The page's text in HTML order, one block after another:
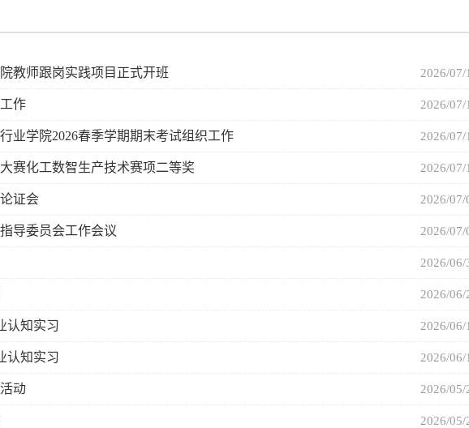
教师跟岗实践项目正式开班 2026/
作 2026/
业学院2026春季学期期末考试组织工作 2026/
赛化工数智生产技术赛项二等奖 2026/
证会 2026/
导委员会工作会议 2026/
2026/
2026/
认知实习 2026/
认知实习 2026/
动 2026/
2026/